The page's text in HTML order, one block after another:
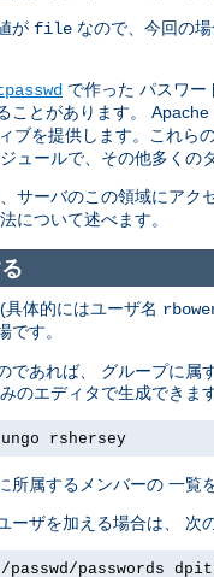
が file なので、今回の
で作った パスワー
ことがあります。
ブを提供します。これら
ュールで、その他多くの
サーバのこの領域にアク
について述べます。
体的にはユーザ名
です。
であれば、 グループに
のエディタで生成できま
rshersey
属するメンバーの 一覧
ザを加える場合は、 次
passwords